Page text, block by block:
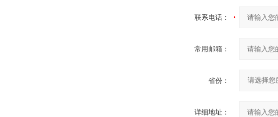
联系电话：
常用邮箱：
省份：
详细地址：